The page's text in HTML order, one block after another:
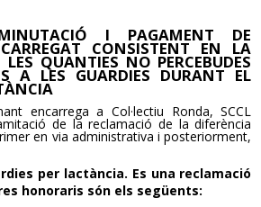
I PAGAMENT DE
CONSISTENT EN LA
QUANTIES NO PERCEBUDES
A LES GUARDIES DURANT EL
encarrega a Col·lectiu Ronda, SCCL
de la reclamació de la diferència
en via administrativa i posteriorment,
per lactància. Es una reclamació
honoraris són els següents: